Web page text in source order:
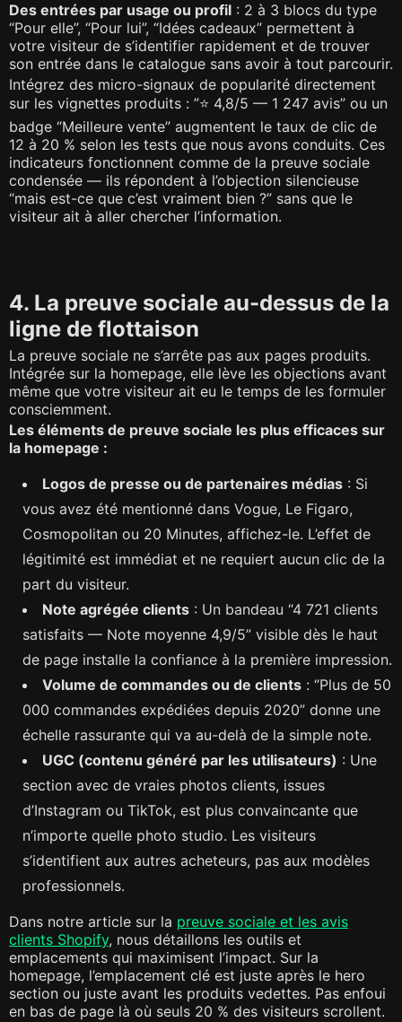
Des entrées par usage ou profil : 2 à 3 blocs du type
“Pour elle”, “Pour lui”, “Idées cadeaux” permettent à
votre visiteur de s’identifier rapidement et de trouver
son entrée dans le catalogue sans avoir à tout parcourir.
Intégrez des micro-signaux de popularité directement
sur les vignettes produits : ”⭐ 4,8/5 — 1 247 avis” ou un
badge “Meilleure vente” augmentent le taux de clic de
12 à 20 % selon les tests que nous avons conduits. Ces
indicateurs fonctionnent comme de la preuve sociale
condensée — ils répondent à l’objection silencieuse
“mais est-ce que c’est vraiment bien ?” sans que le
visiteur ait à aller chercher l’information.
4. La preuve sociale au-dessus de la
ligne de flottaison
La preuve sociale ne s’arrête pas aux pages produits.
Intégrée sur la homepage, elle lève les objections avant
même que votre visiteur ait eu le temps de les formuler
consciemment.
Les éléments de preuve sociale les plus efficaces sur
la homepage :
Logos de presse ou de partenaires médias : Si
vous avez été mentionné dans Vogue, Le Figaro,
Cosmopolitan ou 20 Minutes, affichez-le. L’effet de
légitimité est immédiat et ne requiert aucun clic de la
part du visiteur.
Note agrégée clients : Un bandeau “4 721 clients
satisfaits — Note moyenne 4,9/5” visible dès le haut
de page installe la confiance à la première impression.
Volume de commandes ou de clients : “Plus de 50
000 commandes expédiées depuis 2020” donne une
échelle rassurante qui va au-delà de la simple note.
UGC (contenu généré par les utilisateurs) : Une
section avec de vraies photos clients, issues
d’Instagram ou TikTok, est plus convaincante que
n’importe quelle photo studio. Les visiteurs
s’identifient aux autres acheteurs, pas aux modèles
professionnels.
Dans notre article sur la preuve sociale et les avis
clients Shopify, nous détaillons les outils et
emplacements qui maximisent l’impact. Sur la
homepage, l’emplacement clé est juste après le hero
section ou juste avant les produits vedettes. Pas enfoui
en bas de page là où seuls 20 % des visiteurs scrollent.